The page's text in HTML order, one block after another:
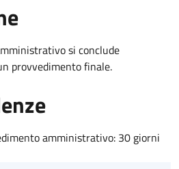
si conclude
provvedimento finale.
amministrativo: 30 giorni